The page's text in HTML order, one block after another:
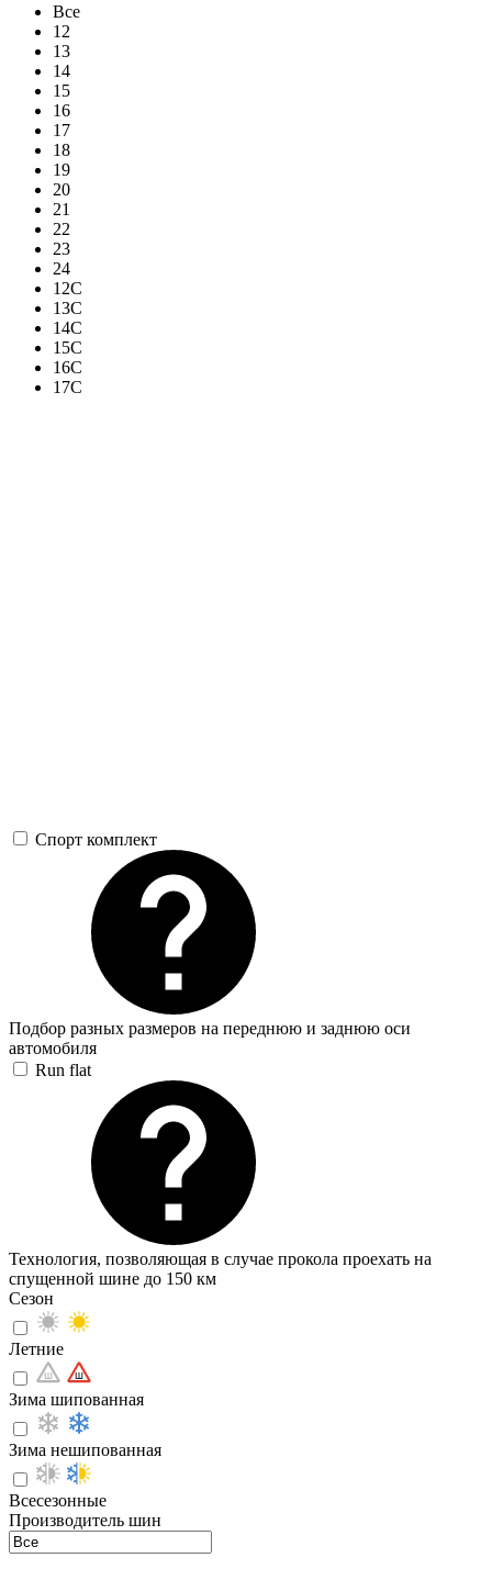
Все
12
13
14
15
16
17
18
19
20
21
22
23
24
12C
13C
14C
15C
16C
17C
Спорт комплект
Подбор разных размеров на переднюю и заднюю оси
автомобиля
Run flat
Технология, позволяющая в случае прокола проехать на
спущенной шине до 150 км
Сезон
Летние
Зима шипованная
Зима нешипованная
Всесезонные
Производитель шин